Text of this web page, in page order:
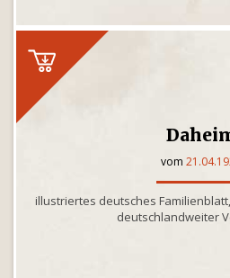
vom
illustriertes deutsches
deutschlandweiter